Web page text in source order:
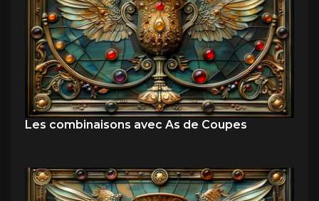
Les combinaisons avec As de Coupes